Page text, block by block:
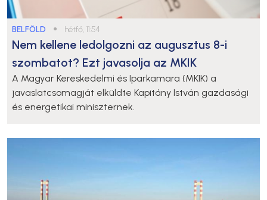
BELFÖLD ● hétfő, 11:54
Nem kellene ledolgozni az augusztus 8-i
szombatot? Ezt javasolja az MKIK
A Magyar Kereskedelmi és Iparkamara (MKIK) a
javaslatcsomagját elküldte Kapitány István gazdasági
és energetikai miniszternek.